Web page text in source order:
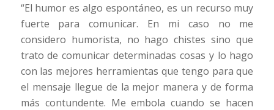
“El humor es algo espontáneo, es un recurso muy
fuerte para comunicar. En mi caso no me
considero humorista, no hago chistes sino que
trato de comunicar determinadas cosas y lo hago
con las mejores herramientas que tengo para que
el mensaje llegue de la mejor manera y de forma
más contundente. Me embola cuando se hacen